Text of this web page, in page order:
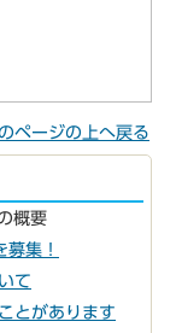
ページの上へ戻る
概要
集！
て
とがあります